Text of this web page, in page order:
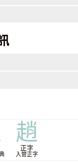
趙
正字
入管正字